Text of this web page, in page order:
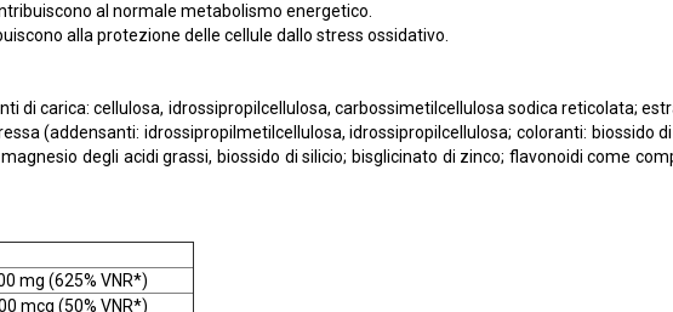
al normale metabolismo energetico.
alla protezione delle cellule dallo stress ossidativo.
di carica: cellulosa, idrossipropilcellulosa, carbossimetilcellulosa sodica reticolata;
(addensanti: idrossipropilmetilcellulosa, idrossipropilcellulosa; coloranti: biossido
degli acidi grassi, biossido di silicio; bisglicinato di zinco; flavonoidi come
mg (625% VNR*)
mcg (50% VNR*)